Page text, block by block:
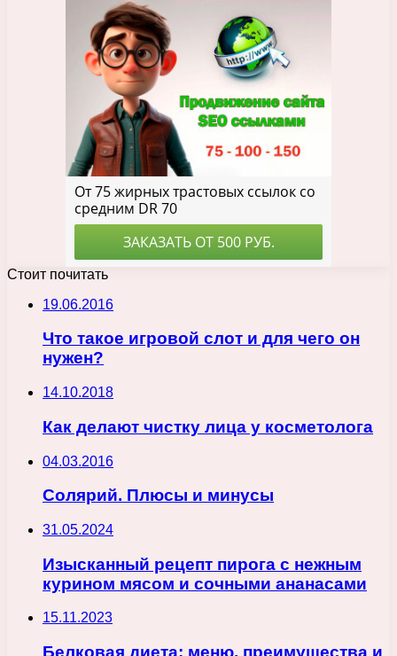
Стоит почитать
19.06.2016
Что такое игровой слот и для чего он
нужен?
14.10.2018
Как делают чистку лица у косметолога
04.03.2016
Солярий. Плюсы и минусы
31.05.2024
Изысканный рецепт пирога с нежным
курином мясом и сочными ананасами
15.11.2023
Белковая диета: меню, преимущества и